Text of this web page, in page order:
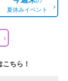
夏休みイベント
ちら！